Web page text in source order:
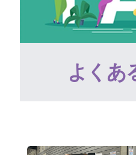
よくあ